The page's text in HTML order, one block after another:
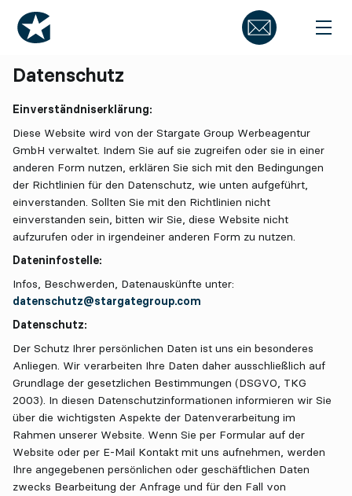
Datenschutz
Einverständniserklärung:
Diese Website wird von der Stargate Group Werbeagentur
GmbH verwaltet. Indem Sie auf sie zugreifen oder sie in einer
anderen Form nutzen, erklären Sie sich mit den Bedingungen
der Richtlinien für den Datenschutz, wie unten aufgeführt,
einverstanden. Sollten Sie mit den Richtlinien nicht
einverstanden sein, bitten wir Sie, diese Website nicht
aufzurufen oder in irgendeiner anderen Form zu nutzen.
Dateninfostelle:
Infos, Beschwerden, Datenauskünfte unter:
datenschutz@stargategroup.com
Datenschutz:
Der Schutz Ihrer persönlichen Daten ist uns ein besonderes
Anliegen. Wir verarbeiten Ihre Daten daher ausschließlich auf
Grundlage der gesetzlichen Bestimmungen (DSGVO, TKG
2003). In diesen Datenschutzinformationen informieren wir Sie
über die wichtigsten Aspekte der Datenverarbeitung im
Rahmen unserer Website. Wenn Sie per Formular auf der
Website oder per E-Mail Kontakt mit uns aufnehmen, werden
Ihre angegebenen persönlichen oder geschäftlichen Daten
zwecks Bearbeitung der Anfrage und für den Fall von